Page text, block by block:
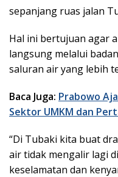
sepanjang ruas jalan
Hal ini bertujuan agar
langsung melalui
saluran air yang lebih
Baca Juga: Prabowo
Sektor UMKM dan
“Di Tubaki kita buat
air tidak mengalir lagi
keselamatan dan